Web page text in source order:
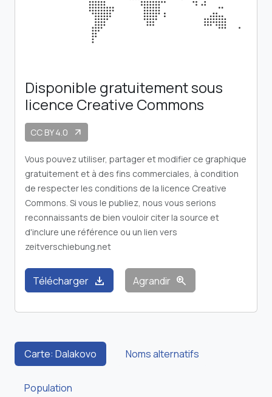
Disponible gratuitement sous
licence Creative Commons
CC BY 4.0 arrow_outward
Vous pouvez utiliser, partager et modifier ce graphique
gratuitement et à des fins commerciales, à condition
de respecter les conditions de la licence Creative
Commons. Si vous le publiez, nous vous serions
reconnaissants de bien vouloir citer la source et
d'inclure une référence ou un lien vers
zeitverschiebung.net
Télécharger download Agrandir zoom_in
Carte: Dalakovo Noms alternatifs
Population